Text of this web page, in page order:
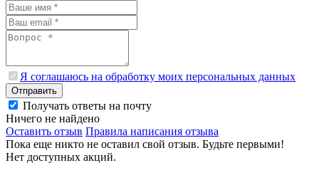
Я соглашаюсь на обработку моих персональных данных
Отправить
Получать ответы на почту
Ничего не найдено
Оставить отзыв Правила написания отзыва
Пока еще никто не оставил свой отзыв. Будьте первыми!
Нет доступных акций.